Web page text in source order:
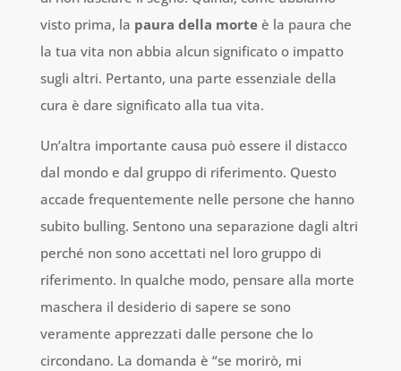
visto prima, la paura della morte è la paura che
la tua vita non abbia alcun significato o impatto
sugli altri. Pertanto, una parte essenziale della
cura è dare significato alla tua vita.
Un’altra importante causa può essere il distacco
dal mondo e dal gruppo di riferimento. Questo
accade frequentemente nelle persone che hanno
subito bulling. Sentono una separazione dagli altri
perché non sono accettati nel loro gruppo di
riferimento. In qualche modo, pensare alla morte
maschera il desiderio di sapere se sono
veramente apprezzati dalle persone che lo
circondano. La domanda è “se morirò, mi